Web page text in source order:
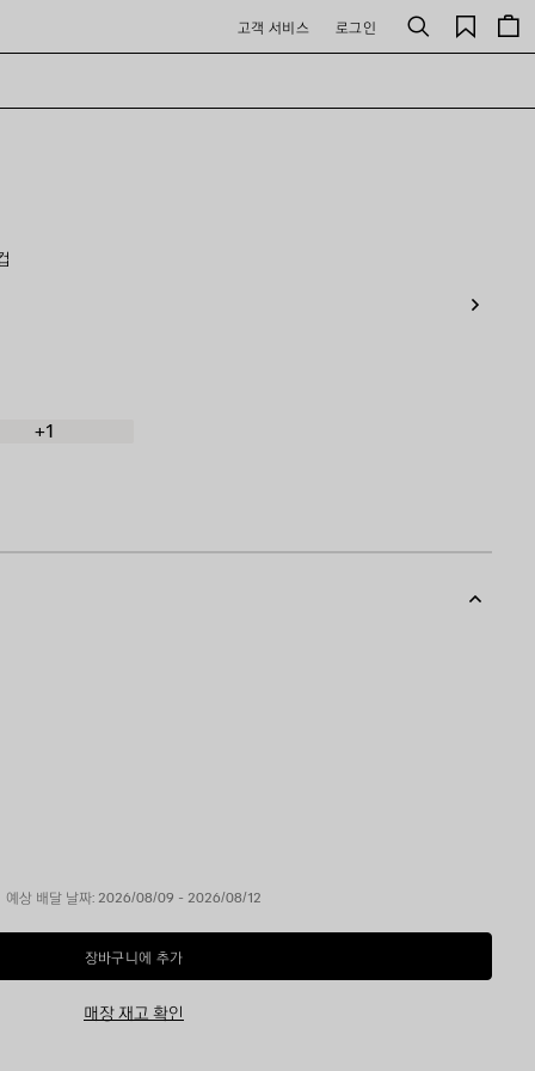
고객 서비스 로그인
검
색
품
+1
예상 배달 날짜: 2026/08/09 - 2026/08/12
장
바
니
장바구니에 추가
사
이
를
매장 재고 확인